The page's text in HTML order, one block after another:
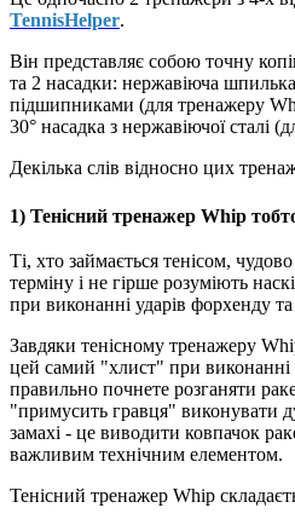
TennisHelper.
Він представляє собою точну
та 2 насадки: нержавіюча
підшипниками (для тренажеру
30° насадка з нержавіючої сталі
Декілька слів відносно цих
1) Тенісний тренажер Whip
Ті, хто займається тенісом,
терміну і не гірше розуміють
при виконанні ударів форхенду та
Завдяки тенісному тренажеру
цей самий "хлист" при
правильно почнете розганяти
"примусить гравця" виконувати
замахі - це виводити ковпачок
важливим технічним елементом.
Тенісний тренажер Whip